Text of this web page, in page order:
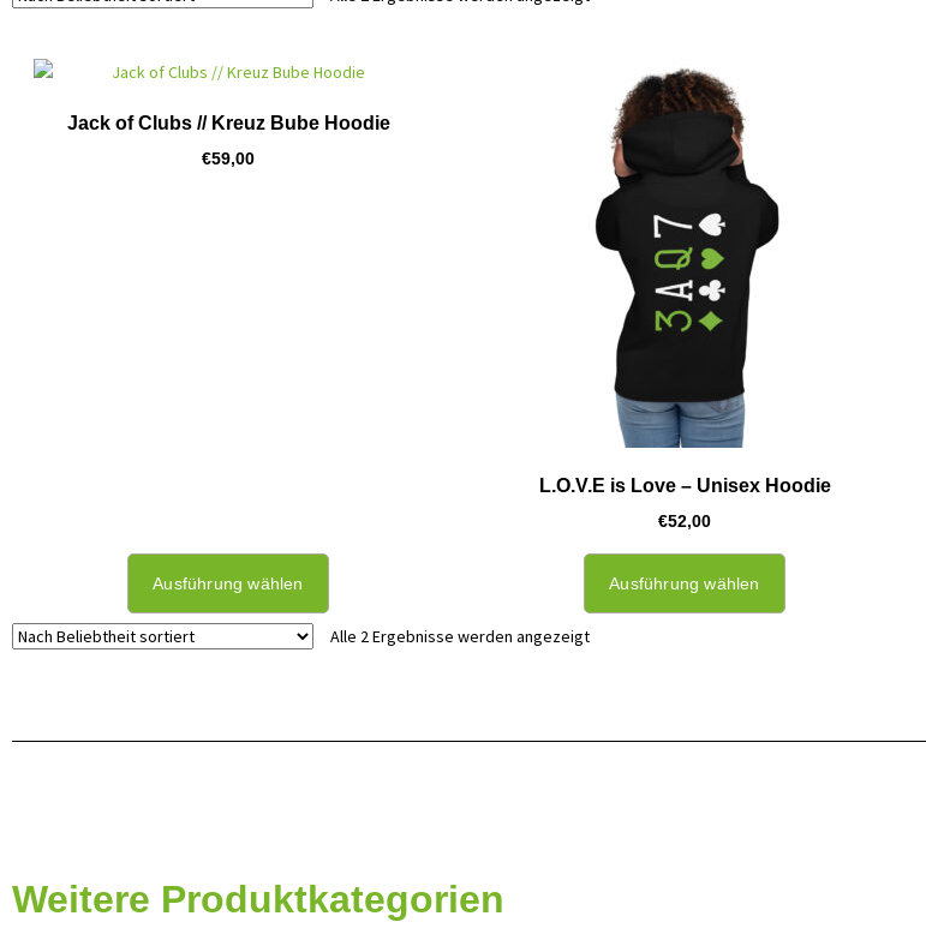
Jack of Clubs // Kreuz Bube Hoodie
€59,00
Ausführung wählen
L.O.V.E is Love – Unisex Hoodie
€52,00
Ausführung wählen
Alle 2 Ergebnisse werden angezeigt
Weitere Produktkategorien